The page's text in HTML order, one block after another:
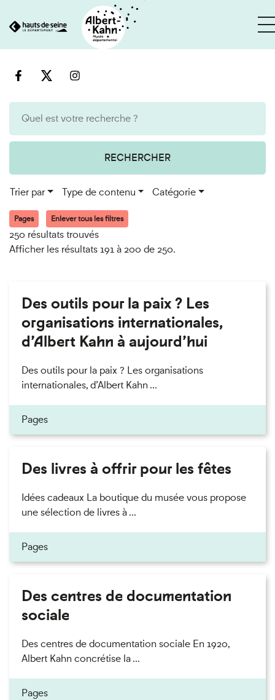
au
RECHERCHER
Trier par Type de contenu Catégorie
Pages Enlever tous les filtres
250 résultats trouvés
Afficher les résultats 191 à 200 de 250.
Des outils pour la paix ? Les
organisations internationales,
d’Albert Kahn à aujourd’hui
Des outils pour la paix ? Les organisations
internationales, d’Albert Kahn ...
Pages
Des livres à offrir pour les fêtes
Idées cadeaux La boutique du musée vous propose
une sélection de livres à ...
Pages
Des centres de documentation
sociale
Des centres de documentation sociale En 1920,
Albert Kahn concrétise la ...
Pages
Cookies et traceurs utilisés sur ce site